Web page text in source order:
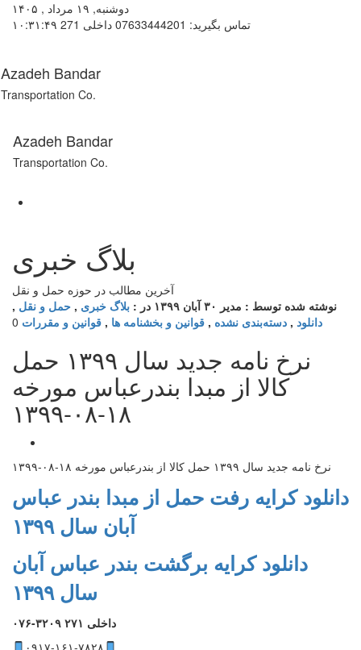
دوشنبه, ۱۹ مرداد , ۱۴۰۵
۱۰:۳۱:۴۹
تماس بگیرید: 07633444201 داخلی 271
Azadeh Bandar
Transportation Co.
Azadeh Bandar
Transportation Co.
بلاگ خبری
آخرین مطالب در حوزه حمل و نقل
نوشته شده توسط : مدیر ۳۰ آبان ۱۳۹۹ در : بلاگ خبری , حمل و نقل ,
دانلود , دسته‌بندی نشده , قوانین و بخشنامه ها , قوانین و مقررات 0
نرخ نامه جدید سال ۱۳۹۹ حمل
کالا از مبدا بندرعباس مورخه
۱۸-۰۸-۱۳۹۹
نرخ نامه جدید سال ۱۳۹۹ حمل کالا از بندرعباس مورخه ۱۸-۰۸-۱۳۹۹
دانلود کرایه رفت حمل از مبدا بندر عباس
آبان سال ۱۳۹۹
دانلود کرایه برگشت بندر عباس آبان
سال ۱۳۹۹
۰۷۶-۳۲۰۹ داخلی ۲۷۱
۰۹۱۷-۱۶۱-۷۸۲۸